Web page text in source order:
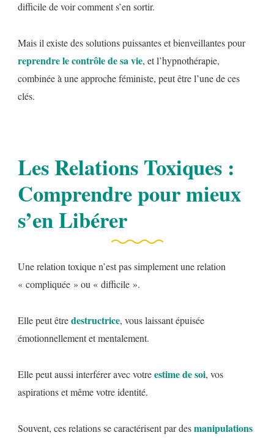
difficile de voir comment s’en sortir.
Mais il existe des solutions puissantes et bienveillantes pour
reprendre le contrôle de sa vie, et l’hypnothérapie,
combinée à une approche féministe, peut être l’une de ces
clés.
Les Relations Toxiques :
Comprendre pour mieux
s’en Libérer
Une relation toxique n’est pas simplement une relation
« compliquée » ou « difficile ».
Elle peut êtredestructrice, vous laissant épuisée
émotionnellement et mentalement.
Elle peut aussi interférer avec votreestime de soi, vos
aspirations et même votre identité.
Souvent, ces relations se caractérisent par desmanipulations